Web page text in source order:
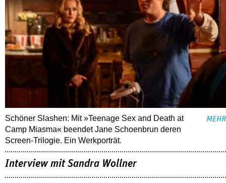
Schöner Slashen: Mit »Teenage Sex and Death at
Camp Miasma« beendet Jane Schoenbrun deren
Screen-Trilogie. Ein Werkporträt.
MEHR
Interview mit Sandra Wollner